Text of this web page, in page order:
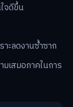
จดีขึ้น
ะลดงานซ้ำซาก
มเสมอภาคในการ